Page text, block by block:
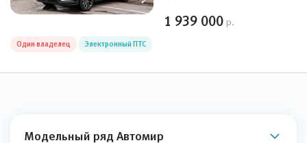
1 939 000 р.
Один владелец Электронный ПТС
Модельный ряд Автомир